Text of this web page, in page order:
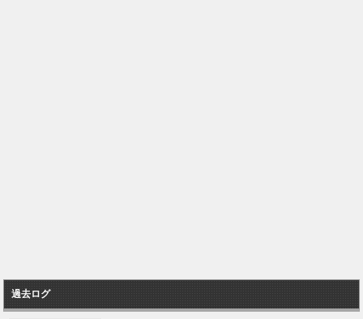
過去ログ